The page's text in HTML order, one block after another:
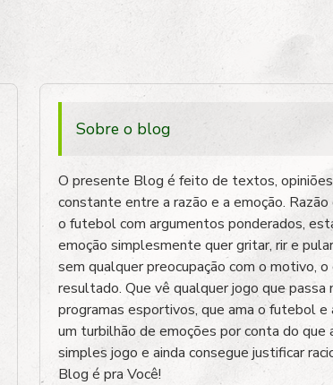
Sobre o blog
O presente Blog é feito de textos,
constante entre a razão e a emoção.
o futebol com argumentos ponderados,
emoção simplesmente quer gritar, rir e
sem qualquer preocupação com o motivo,
resultado. Que vê qualquer jogo que passa
programas esportivos, que ama o futebol e
um turbilhão de emoções por conta do que
simples jogo e ainda consegue justificar
Blog é pra Você!